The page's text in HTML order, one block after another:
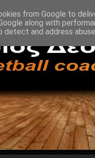
from Google to
along with
and address